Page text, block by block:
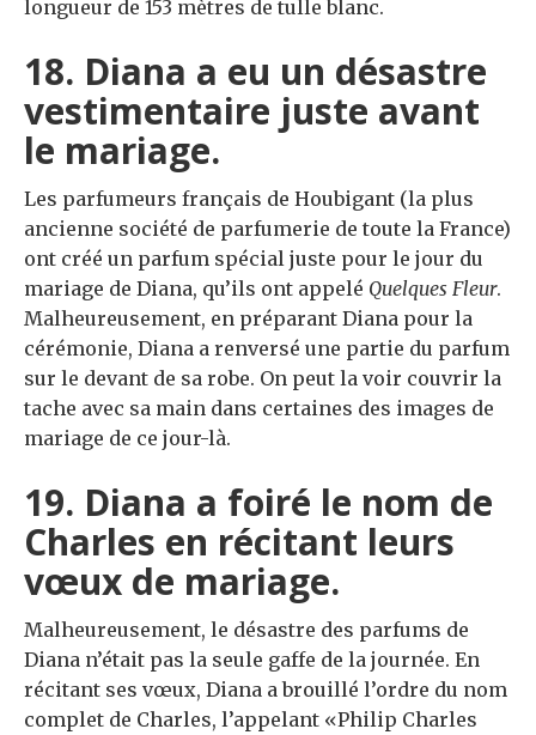
longueur de 153 mètres de tulle blanc.
18. Diana a eu un désastre
vestimentaire juste avant
le mariage.
Les parfumeurs français de Houbigant (la plus
ancienne société de parfumerie de toute la France)
ont créé un parfum spécial juste pour le jour du
mariage de Diana, qu’ils ont appelé Quelques Fleur.
Malheureusement, en préparant Diana pour la
cérémonie, Diana a renversé une partie du parfum
sur le devant de sa robe. On peut la voir couvrir la
tache avec sa main dans certaines des images de
mariage de ce jour-là.
19. Diana a foiré le nom de
Charles en récitant leurs
vœux de mariage.
Malheureusement, le désastre des parfums de
Diana n’était pas la seule gaffe de la journée. En
récitant ses vœux, Diana a brouillé l’ordre du nom
complet de Charles, l’appelant «Philip Charles